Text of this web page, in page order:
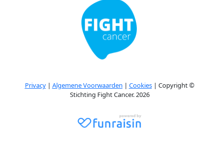
Privacy| Algemene Voorwaarden | Cookies| Copyright ©
Stichting Fight Cancer. 2026